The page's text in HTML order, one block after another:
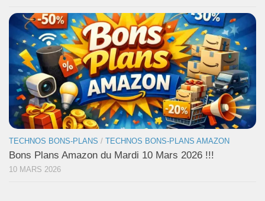
TECHNOS BONS-PLANS / TECHNOS BONS-PLANS AMAZON
Bons Plans Amazon du Mardi 10 Mars 2026 !!!
10 MARS 2026